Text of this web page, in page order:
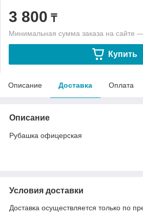
3 800 ₸
Минимальная сумма заказа на сайте
Купить
Описание Доставка Оплата
Описание
Рубашка офицерская
Условия доставки
Доставка осуществляется только по